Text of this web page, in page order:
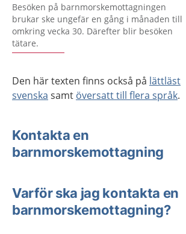
Besöken på barnmorskemottagningen
brukar ske ungefär en gång i månaden till
omkring vecka 30. Därefter blir besöken
tätare.
Den här texten finns också på lättläst
svenska samt översatt till flera språk.
Kontakta en
barnmorskemottagning
Varför ska jag kontakta en
barnmorskemottagning?